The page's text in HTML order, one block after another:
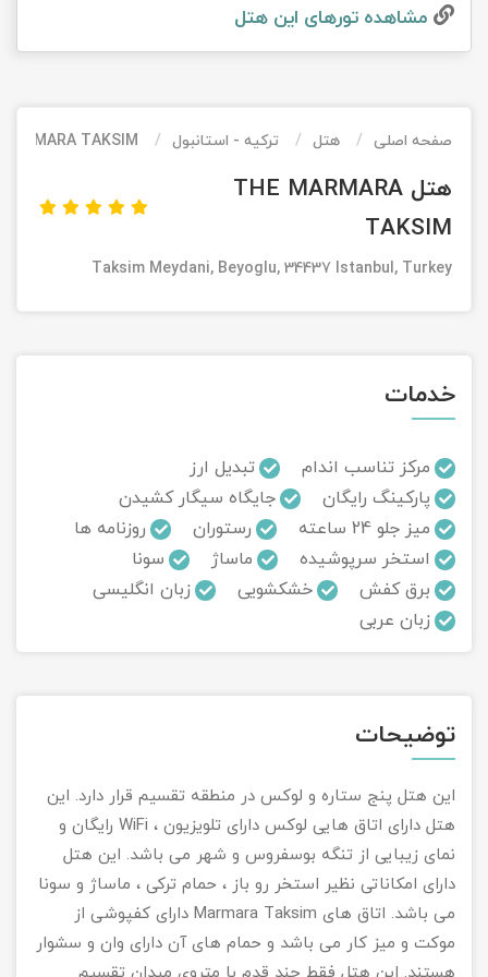
مشاهده تور‌های این هتل
صفحه اصلی هتل ترکیه - استانبول TAKSIM
هتل THE MARMARA
TAKSIM
Taksim Meydani, Beyoglu, 34437 Istanbul, Turkey
خدمات
مرکز تناسب اندام
تبدیل ارز
پارکینگ رایگان
جایگاه سیگار کشیدن
میز جلو 24 ساعته
رستوران
روزنامه ها
استخر سرپوشیده
ماساژ
سونا
برق کفش
خشکشویی
زبان انگلیسی
زبان عربی
توضیحات
این هتل پنج ستاره و لوکس در منطقه تقسیم قرار دارد. این
هتل دارای اتاق هایی لوکس دارای تلویزیون ، WiFi رایگان و
نمای زیبایی از تنگه بوسفروس و شهر می باشد. این هتل
دارای امکاناتی نظیر استخر رو باز ، حمام ترکی ، ماساژ و سونا
می باشد. اتاق های Marmara Taksim دارای کفپوشی از
موکت و میز کار می باشد و حمام های آن دارای وان و سشوار
تور کویر کاراکال
تور کویر مصر
تور کویر ابوزیدآباد
تور هرمز
تور مرداب سراوان
تور گلستان
تور سوباتان
تور چابهار
تور مرداب هسل
تور کاشان
تور اصفهان
تور ترکمن صحرا
تور آفرود
تور کیش از ساری
اقساطی
تور کیش از بندرعباس
اقساطی
تور قزاقستان اقساطی
تور زیارتی اقساطی